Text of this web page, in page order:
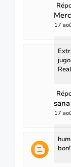
17
sana
17